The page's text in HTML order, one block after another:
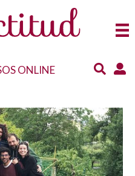
ONLINE